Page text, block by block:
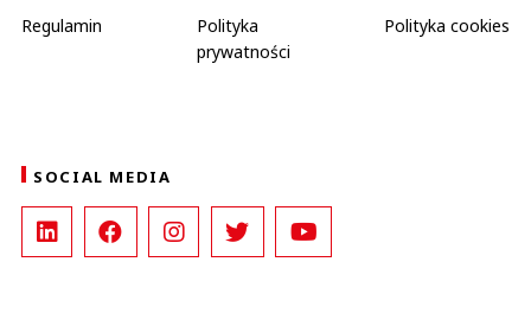
Regulamin
Polityka
prywatności
Polityka cookies
SOCIAL MEDIA